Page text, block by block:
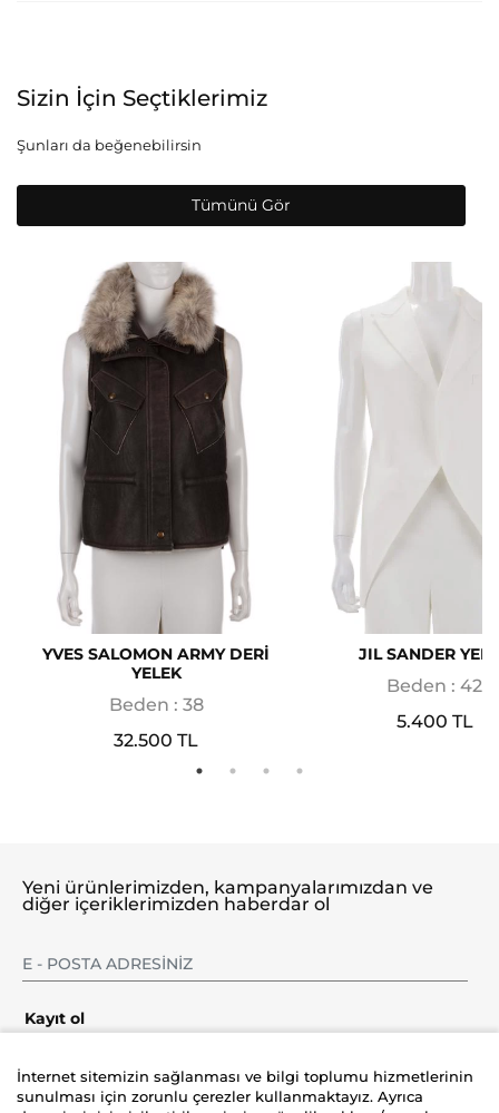
Sizin İçin Seçtiklerimiz
Şunları da beğenebilirsin
Tümünü Gör
YVES SALOMON ARMY DERİ
YELEK
Beden : 38
32.500 TL
JIL SANDER
Beden : 42
5.400 TL
Yeni ürünlerimizden, kampanyalarımızdan ve
diğer içeriklerimizden haberdar ol
Kayıt ol
İnternet sitemizin sağlanması ve bilgi toplumu hizmetlerinin
sunulması için zorunlu çerezler kullanmaktayız. Ayrıca